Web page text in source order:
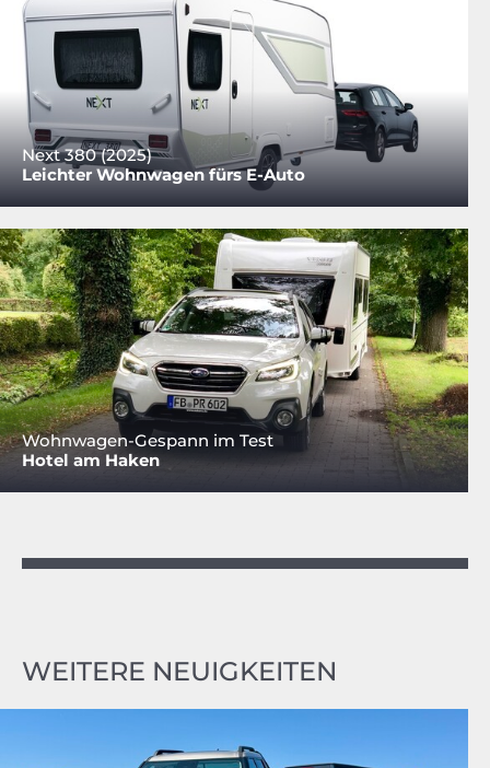
Next 380 (2025)
Leichter Wohnwagen fürs E-Auto
Wohnwagen-Gespann im Test
Hotel am Haken
WEITERE NEUIGKEITEN